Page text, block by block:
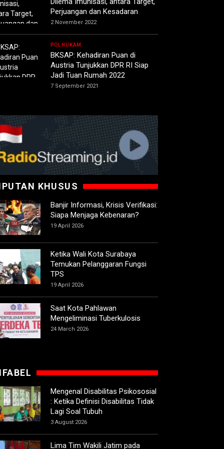
Perjuangan dan Kesadaran
2 November 2022
POLHUKAM
BKSAP: Kehadiran Puan di
Austria Tunjukkan DPR RI Siap
Jadi Tuan Rumah 2022
7 September 2021
KHUSUS
Banjir Informasi, Krisis Verifikasi:
Siapa Menjaga Kebenaran?
19 April 2026
Ketika Wali Kota Surabaya
Temukan Pelanggaran Fungsi
TPS
19 April 2026
Saat Kota Pahlawan
Mengeliminasi Tuberkulosis
24 March 2026
Mengenal Disabilitas Psikososial
: Ketika Definisi Disabilitas Tidak
Lagi Soal Tubuh
3 August 2026
Lima Tim Wakili Jatim pada